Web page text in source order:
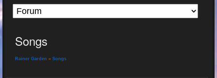
Songs
Rainer Garden » Songs